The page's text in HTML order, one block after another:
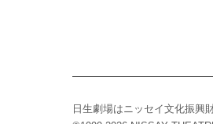
日生劇場はニッセイ文化振興